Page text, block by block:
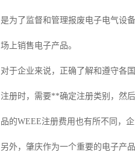
是为了监督和管理报废电子电气设
场上销售电子产品。
对于企业来说，正确了解和遵守各
注册时，需要**确定注册类别，然
品的WEEE注册费用也有所不同，
另外，肇庆作为一个重要的电子产